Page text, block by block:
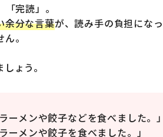
完読」。
余分な言葉が、読み手の負担にな
。
ょう。
ーメンや餃子などを食べました。」
ーメンや餃子を食べました。」